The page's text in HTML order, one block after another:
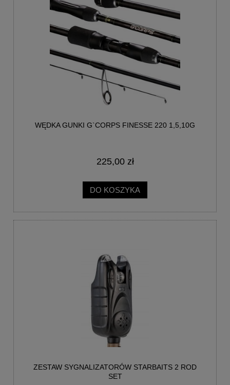
WĘDKA GUNKI G`CORPS FINESSE 220 1,5,10G
225,00 zł
DO KOSZYKA
ZESTAW SYGNALIZATORÓW STARBAITS 2 ROD
SET